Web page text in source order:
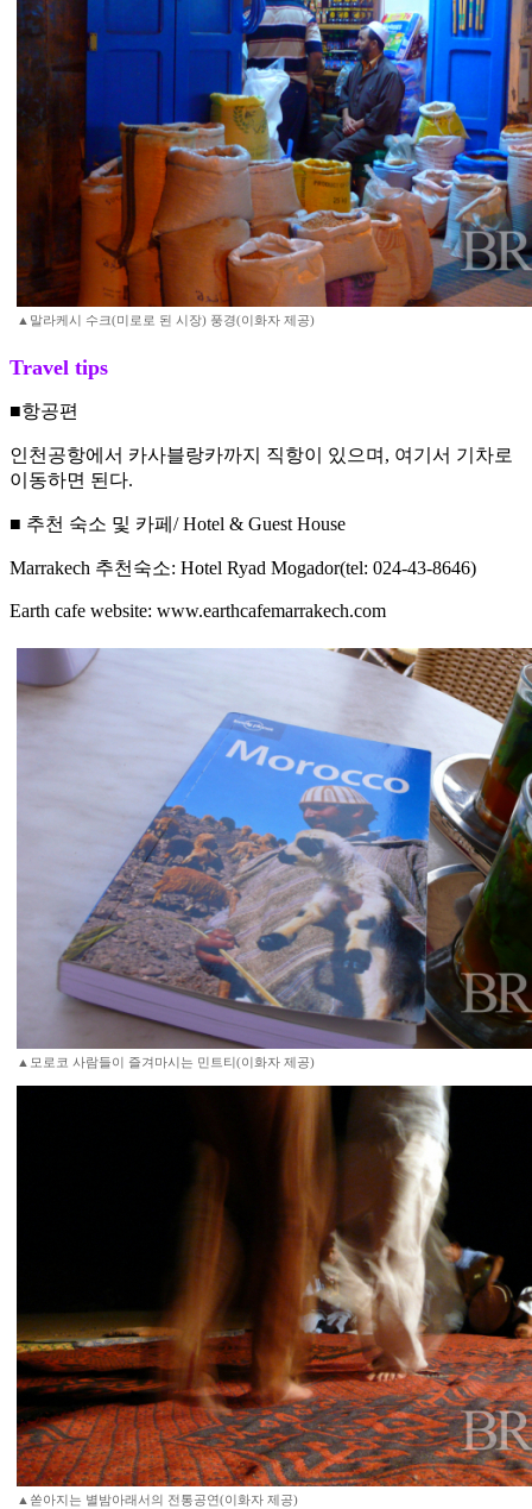
▲말라케시 수크(미로로 된 시장) 풍경(이화자 제공)
Travel tips
■항공편
인천공항에서 카사블랑카까지 직항이 있으며, 여기서 기차로
이동하면 된다.
■ 추천 숙소 및 카페/ Hotel & Guest House
Marrakech 추천숙소: Hotel Ryad Mogador(tel: 024-43-8646)
Earth cafe website: www.earthcafemarrakech.com
▲모로코 사람들이 즐겨마시는 민트티(이화자 제공)
▲쏟아지는 별밤아래서의 전통공연(이화자 제공)